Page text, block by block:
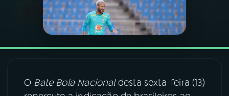
PROGRAMAÇÃO
04PROGRAMAS
05PODCASTS
O Bate Bola Nacionaldesta sexta-feira (13)